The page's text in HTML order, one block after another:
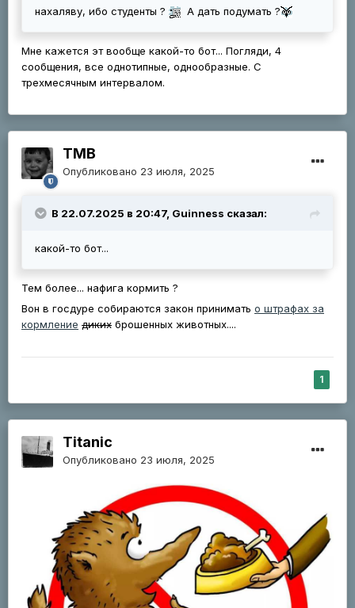
нахаляву, ибо студенты ? А дать подумать ?
Мне кажется эт вообще какой-то бот... Погляди, 4
сообщения, все однотипные, однообразные. С
трехмесячным интервалом.
ТМВ
Опубликовано 23 июля, 2025
В 22.07.2025 в 20:47, Guinness сказал:
какой-то бот...
Тем более... нафига кормить ?
Вон в госдуре собираются закон принимать о штрафах за
кормление диких брошенных животных....
1
Titanic
Опубликовано 23 июля, 2025